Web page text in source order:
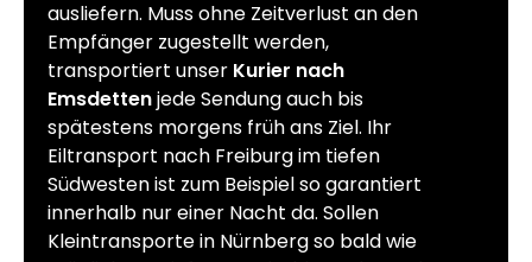
ausliefern. Muss ohne Zeitverlust an den
Empfänger zugestellt werden,
transportiert unser Kurier nach
Emsdettenjede Sendung auch bis
spätestens morgens früh ans Ziel. Ihr
Eiltransport nach Freiburg im tiefen
Südwesten ist zum Beispiel so garantiert
innerhalb nur einer Nacht da. Sollen
Kleintransporte in Nürnberg so bald wie